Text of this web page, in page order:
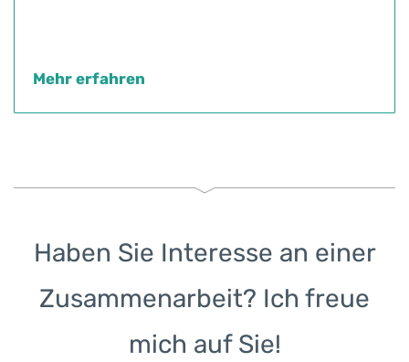
Mehr erfahren
Haben Sie Interesse an einer
Zusammenarbeit? Ich freue
mich auf Sie!